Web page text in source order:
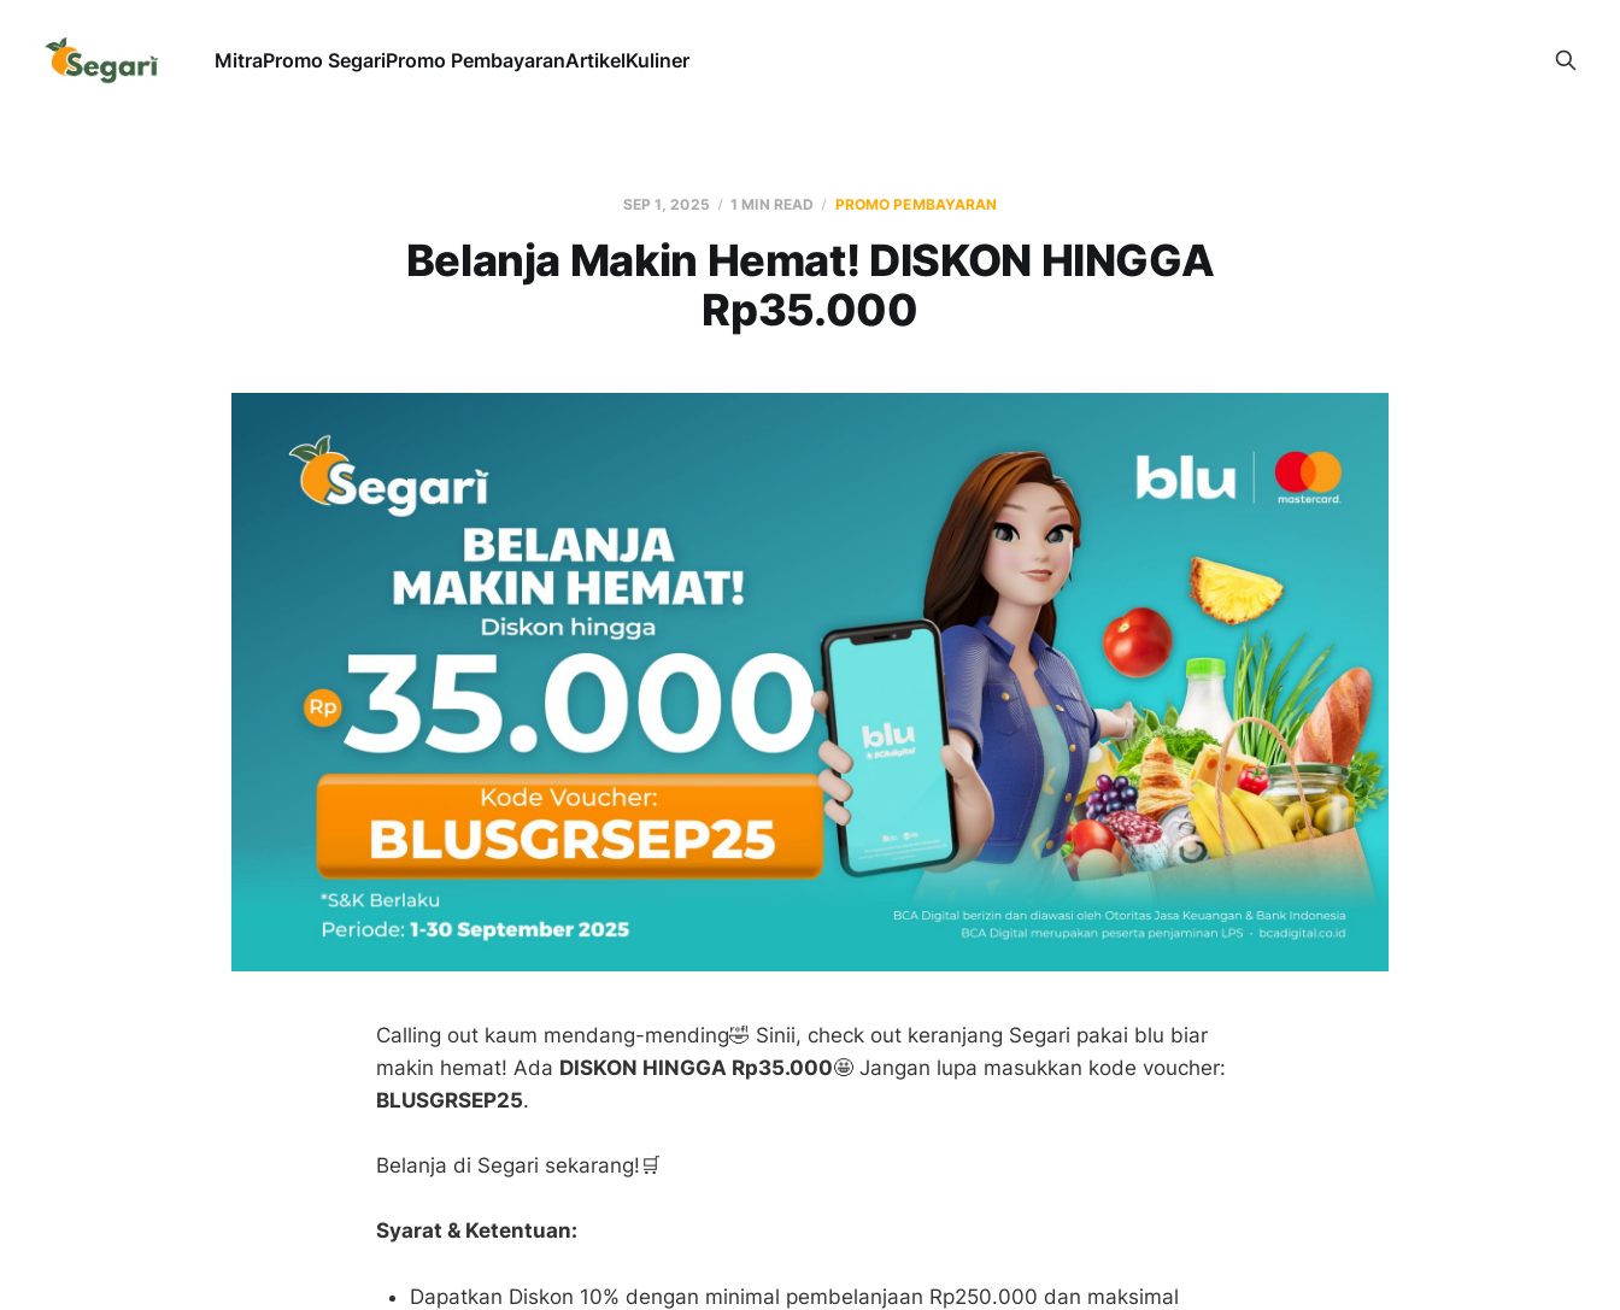
MitraPromo SegariPromo PembayaranArtikelKuliner
SEP 1, 2025 1 MIN READ PROMO PEMBAYARAN
Belanja Makin Hemat! DISKON HINGGA
Rp35.000
Calling out kaum mendang-mending🤣 Sinii, check out keranjang Segari pakai blu biar
makin hemat! Ada DISKON HINGGA Rp35.000🤩 Jangan lupa masukkan kode voucher:
BLUSGRSEP25.
Belanja di Segari sekarang!🛒
Syarat & Ketentuan:
Dapatkan Diskon 10% dengan minimal pembelanjaan Rp250.000 dan maksimal